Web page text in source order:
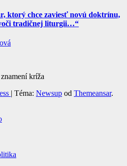
ktorý chce zaviesť novú doktrínu,
tradičnej liturgii…“
kríža
| Téma: Newsup od Themeansar.